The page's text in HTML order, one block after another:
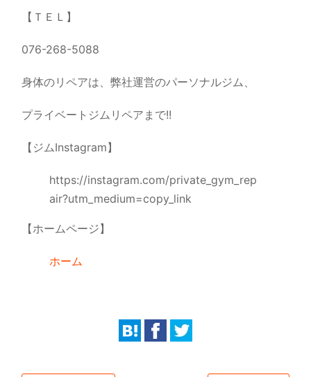
【ＴＥＬ】
076-268-5088
身体のリペアは、弊社運営のパーソナルジム、
プライベートジムリペアまで!!
【ジムInstagram】
https://instagram.com/private_gym_rep
air?utm_medium=copy_link
【ホームページ】
ホーム